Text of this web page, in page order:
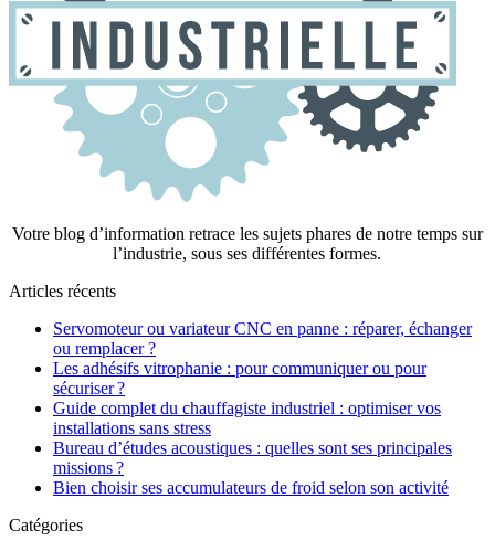
Votre blog d’information retrace les sujets phares de notre temps sur
l’industrie, sous ses différentes formes.
Articles récents
Servomoteur ou variateur CNC en panne : réparer, échanger
ou remplacer ?
Les adhésifs vitrophanie : pour communiquer ou pour
sécuriser ?
Guide complet du chauffagiste industriel : optimiser vos
installations sans stress
Bureau d’études acoustiques : quelles sont ses principales
missions ?
Bien choisir ses accumulateurs de froid selon son activité
Catégories